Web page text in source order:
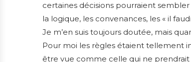
certaines décisions pourraient
la logique, les convenances, les « il
Je m’en suis toujours doutée, mais
Pour moi les règles étaient tellement
être vue comme celle qui ne prendrait